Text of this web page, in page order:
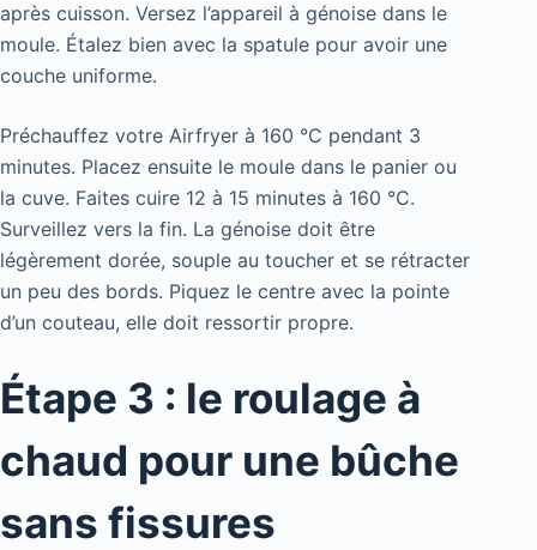
après cuisson. Versez l’appareil à génoise dans le
moule. Étalez bien avec la spatule pour avoir une
couche uniforme.
Préchauffez votre Airfryer à 160 °C pendant 3
minutes. Placez ensuite le moule dans le panier ou
la cuve. Faites cuire 12 à 15 minutes à 160 °C.
Surveillez vers la fin. La génoise doit être
légèrement dorée, souple au toucher et se rétracter
un peu des bords. Piquez le centre avec la pointe
d’un couteau, elle doit ressortir propre.
Étape 3 : le roulage à
chaud pour une bûche
sans fissures